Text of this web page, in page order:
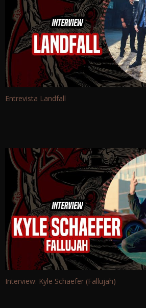
Entrevista Landfall
Interview: Kyle Schaefer (Fallujah)